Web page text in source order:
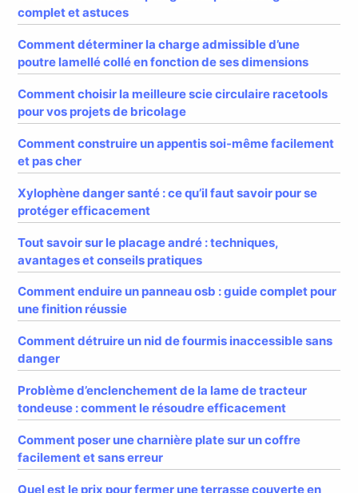
complet et astuces
Comment déterminer la charge admissible d’une
poutre lamellé collé en fonction de ses dimensions
Comment choisir la meilleure scie circulaire racetools
pour vos projets de bricolage
Comment construire un appentis soi-même facilement
et pas cher
Xylophène danger santé : ce qu’il faut savoir pour se
protéger efficacement
Tout savoir sur le placage andré : techniques,
avantages et conseils pratiques
Comment enduire un panneau osb : guide complet pour
une finition réussie
Comment détruire un nid de fourmis inaccessible sans
danger
Problème d’enclenchement de la lame de tracteur
tondeuse : comment le résoudre efficacement
Comment poser une charnière plate sur un coffre
facilement et sans erreur
Quel est le prix pour fermer une terrasse couverte en